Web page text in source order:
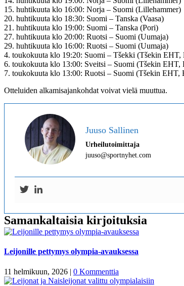
15. huhtikuuta klo 16:00: Norja – Suomi (Lillehammer)
20. huhtikuuta klo 18:30: Suomi – Tanska (Vaasa)
21. huhtikuuta klo 19:00: Suomi – Tanska (Pori)
27. huhtikuuta klo 20:00: Ruotsi – Suomi (Uumaja)
29. huhtikuuta klo 16:00: Ruotsi – Suomi (Uumaja)
4. toukokuuta klo 19:20: Suomi – Tšekki (Tšekin EHT,
6. toukokuuta klo 13:00: Sveitsi – Suomi (Tšekin EHT,
7. toukokuuta klo 13:00: Ruotsi – Suomi (Tšekin EHT,
Otteluiden alkamisajankohdat voivat vielä muuttua.
Juuso Sallinen
Urheilutoimittaja
juuso@sportnyhet.com
Samankaltaisia kirjoituksia
Leijonille pettymys olympia-avauksessa
11 helmikuun, 2026 | 0 Kommenttia